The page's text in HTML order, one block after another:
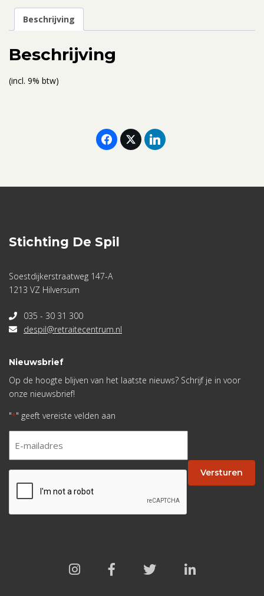
januari
aantal
Beschrijving
Beschrijving
(incl. 9% btw)
Stichting De Spil
Soestdijkerstraatweg 147-A
1213 VZ Hilversum
035 - 30 31 300
despil@retraitecentrum.nl
Nieuwsbrief
Op de hoogte blijven van het laatste nieuws? Schrijf je in voor
onze nieuwsbrief!
"*" geeft vereiste velden aan
* Versturen